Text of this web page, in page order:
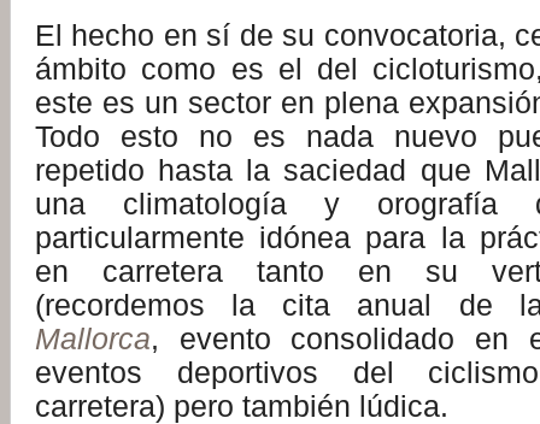
El hecho en sí de su convocatoria,
ámbito como es el del
este es un sector en plena
Todo esto no es nada nuevo
repetido hasta la saciedad que
una climatología y orografía
particularmente idónea para la
en carretera tanto en su
(recordemos la cita anual de
Mallorca, evento consolidado en
eventos deportivos del
carretera) pero también lúdica.